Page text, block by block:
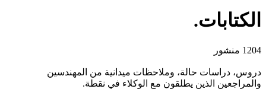
الكتابات.
1204 منشور
دروس، دراسات حالة، وملاحظات ميدانية من المهندسين
والمراجعين الذين يطلقون مع الوكلاء في نقطة.